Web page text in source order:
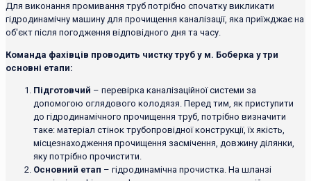
Для виконання промивання труб потрібно спочатку викликати
гідродинамічну машину для прочищення каналізації, яка приїжджає на
об'єкт після погодження відповідного дня та часу.
Команда фахівців проводить чистку труб у м. Боберка у три
основні етапи:
Підготовчий – перевірка каналізаційної системи за
допомогою оглядового колодязя. Перед тим, як приступити
до гідродинамічного прочищення труб, потрібно визначити
таке: матеріал стінок трубопровідної конструкції, їх якість,
місцезнаходження прочищення засмічення, довжину ділянки,
яку потрібно прочистити.
Основний етап – гідродинамічна прочистка. На шланзі